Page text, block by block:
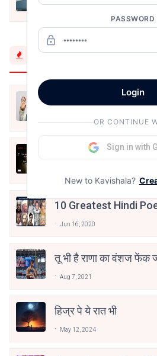
Trending Now
Jun 16, 2020
अंतिम ऊँचाई - कुँवर
10 Greatest Hindi
Jun 16, 2020
तू भी है राणा का वंशज फेंक
Aug 7, 2021
हिज्र पे ये रात भी
May 12, 2024
PASSWORD
lock_outline
Login
OR CONTINUE
Sign in with
New to Kavishala?